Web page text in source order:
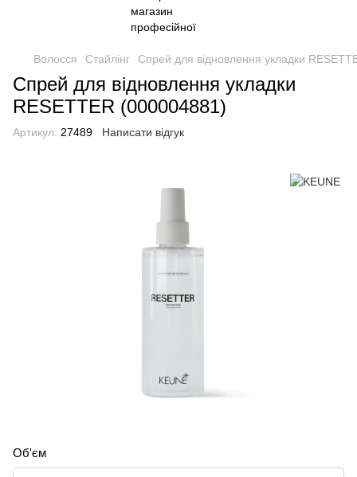
Волосся Стайлінг Спрей для відновлення укладки
Спрей для відновлення укладки
RESETTER (000004881)
Артикул: 27489 Написати відгук
Об'єм